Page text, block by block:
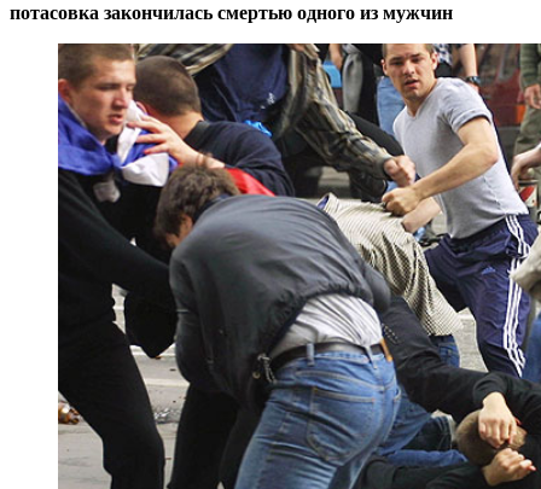
потасовка закончилась смертью одного из мужчин